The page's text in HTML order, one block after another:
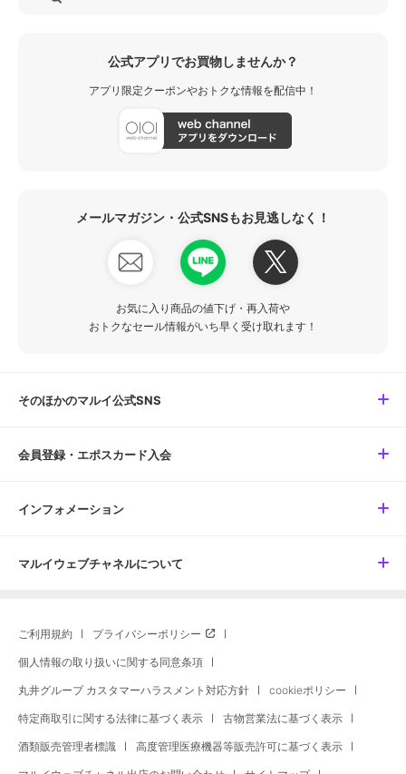
公式アプリでお買物しませんか？
アプリ限定クーポンやおトクな情報を配信中！
メールマガジン・公式SNSもお見逃しなく！
お気に入り商品の値下げ・再入荷や
おトクなセール情報がいち早く受け取れます！
そのほかのマルイ公式SNS
会員登録・エポスカード入会
インフォメーション
マルイウェブチャネルについて
ご利用規約 プライバシーポリシー
個人情報の取り扱いに関する同意条項
丸井グループ カスタマーハラスメント対応方針 cookieポリシー
特定商取引に関する法律に基づく表示 古物営業法に基づく表示
酒類販売管理者標識 高度管理医療機器等販売許可に基づく表示